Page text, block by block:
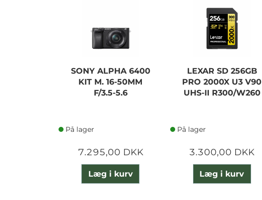
SONY ALPHA 6400
KIT M. 16-50MM
F/3.5-5.6
På lager
7.295,00 DKK
Læg i kurv
LEXAR SD 256GB
PRO 2000X U3 V90
UHS-II R300/W260
På lager
3.300,00 DKK
Læg i kurv